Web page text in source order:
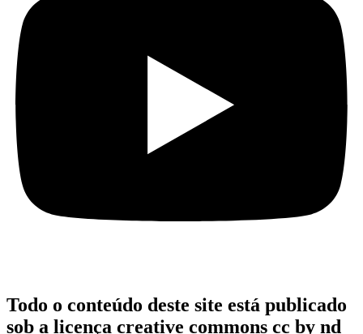
Todo o conteúdo deste site está publicado
sob a licença creative commons cc by nd